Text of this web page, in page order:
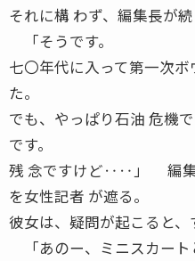
それに構 わず、編集長が続
「そうです。
七〇年代に入って第一次
た。
でも、やっぱり石油 危機
です。
残 念ですけど‥‥」 編集
を女性記者 が遮る。
彼女は、疑問が起こると、
「あのー、ミニスカー